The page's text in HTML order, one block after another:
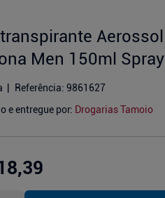
Men 150ml Spray
Referência: 9861627
e entregue por: Drogarias Tamoio